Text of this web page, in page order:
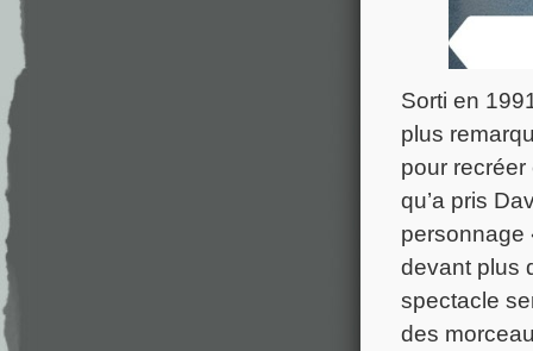
Sorti en
plus
pour
qu’a pris
personnage
devant plus
spectacle
des